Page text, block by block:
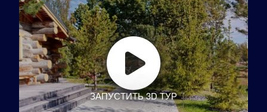
ЗАПУСТИТЬ 3D ТУР